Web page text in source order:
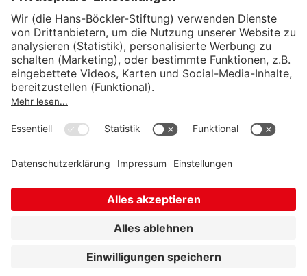
Wirtschafts- und Sozialwissenschaftliches Institut
Institut für Makroökonomie und
Konjunkturforschung
Unternehmensführung
Sozialrecht